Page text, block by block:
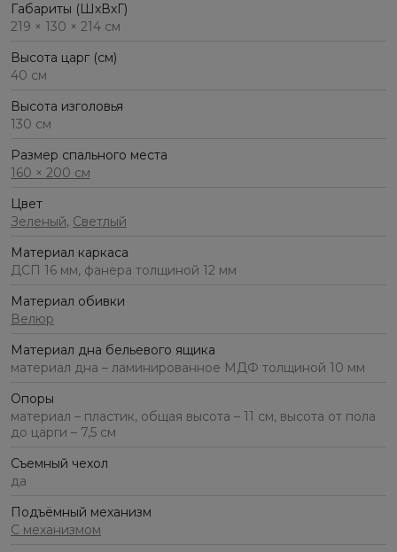
Габариты (ШхВхГ)
219 × 130 × 214 см
Высота царг (см)
40 см
Высота изголовья
130 см
Размер спального места
160 × 200 см
Цвет
Зеленый, Светлый
Материал каркаса
ДСП 16 мм, фанера толщиной 12 мм
Материал обивки
Велюр
Материал дна бельевого ящика
материал дна – ламинированное МДФ толщиной 10 мм
Опоры
материал – пластик, общая высота – 11 см, высота от пола
до царги – 7,5 см
Съемный чехол
да
Подъёмный механизм
С механизмом